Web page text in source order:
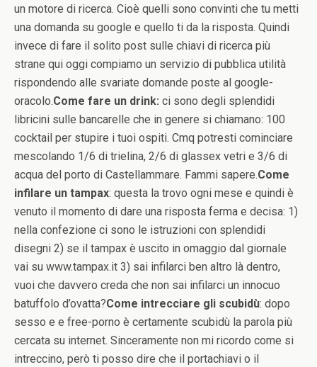
un motore di ricerca. Cioè quelli sono convinti che tu metti
una domanda su google e quello ti da la risposta. Quindi
invece di fare il solito post sulle chiavi di ricerca più
strane qui oggi compiamo un servizio di pubblica utilità
rispondendo alle svariate domande poste al google-
oracolo.Come fare un drink: ci sono degli splendidi
libricini sulle bancarelle che in genere si chiamano: 100
cocktail per stupire i tuoi ospiti. Cmq potresti cominciare
mescolando 1/6 di trielina, 2/6 di glassex vetri e 3/6 di
acqua del porto di Castellammare. Fammi sapere.Come
infilare un tampax: questa la trovo ogni mese e quindi è
venuto il momento di dare una risposta ferma e decisa: 1)
nella confezione ci sono le istruzioni con splendidi
disegni 2) se il tampax è uscito in omaggio dal giornale
vai su www.tampax.it 3) sai infilarci ben altro là dentro,
vuoi che davvero creda che non sai infilarci un innocuo
batuffolo d’ovatta?Come intrecciare gli scubidù: dopo
sesso e e free-porno è certamente scubidù la parola più
cercata su internet. Sinceramente non mi ricordo come si
intreccino, però ti posso dire che il portachiavi o il